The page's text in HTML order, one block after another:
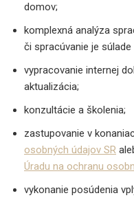
domov;
komplexná analýza
či spracúvanie je
vypracovanie internej
aktualizácia;
konzultácie a školenia;
zastupovanie v
osobných údajov SR
Úradu na ochranu
vykonanie posúdenia